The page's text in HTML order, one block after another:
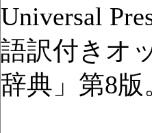
Universal
語訳付きオ
辞典」第8版